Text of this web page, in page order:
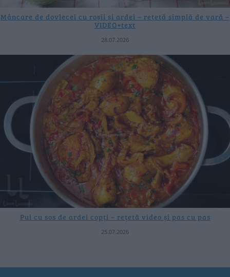
Mâncare de dovlecei cu roșii și ardei – rețetă simplă de vară –
VIDEO+text
28.07.2026
Pui cu sos de ardei copți – rețetă video și pas cu pas
25.07.2026